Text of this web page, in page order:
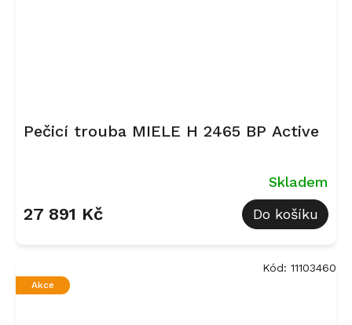
Pečicí trouba MIELE H 2465 BP Active
Skladem
27 891 Kč Do košíku
Akce
Kód: 11103460